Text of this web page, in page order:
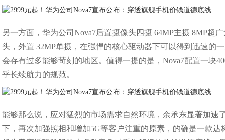
另一方面，华为公司Nova7后置摄像头四摄 64MP主摄 8MP超
头，外置 32MP单摄，在强悍的核心驱动器下可以得到迅速的
会存有过多能够苛刻的地区。值得一提的是，Nova7配置一块
乎长续航力的规范。
能够那么说，应对猛烈的市场需求自然环境，余承东显著加速
下，再次加强照相和增加5G等客户注重的原素，的确是一款